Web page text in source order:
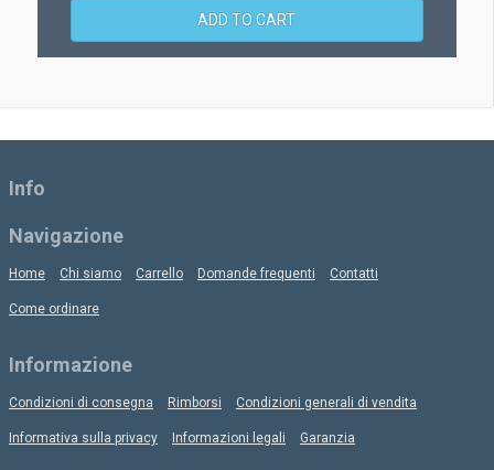
ADD TO CART
Info
Navigazione
Home Chi siamo Carrello Domande frequenti Contatti
Come ordinare
Informazione
Condizioni di consegna Rimborsi Condizioni generali di vendita
Informativa sulla privacy Informazioni legali Garanzia